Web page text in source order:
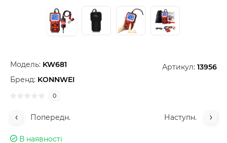
Модель: KW681 Артикул: 13956
Бренд: KONNWEI
0
Попередн. Наступн.
В наявності